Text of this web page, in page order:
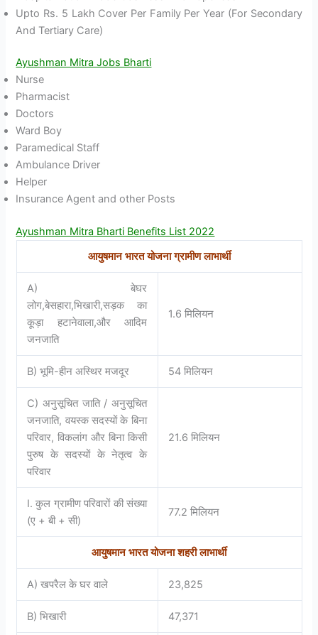
Upto Rs. 5 Lakh Cover Per Family Per Year (For Secondary
And Tertiary Care)
Ayushman Mitra Jobs Bharti
Nurse
Pharmacist
Doctors
Ward Boy
Paramedical Staff
Ambulance Driver
Helper
Insurance Agent and other Posts
Ayushman Mitra Bharti Benefits List 2022
आयुषमान भारत योजना ग्रामीण लाभार्थी
A) बेघर
लोग,बेसहारा,भिखारी,सड़क का
कूड़ा हटानेवाला,और आदिम
जनजाति
1.6 मिलियन
B) भूमि-हीन अस्थिर मजदूर 54 मिलियन
C) अनुसूचित जाति / अनुसूचित
जनजाति, वयस्क सदस्यों के बिना
परिवार, विकलांग और बिना किसी
पुरुष के सदस्यों के नेतृत्व के
परिवार
21.6 मिलियन
I. कुल ग्रामीण परिवारों की संख्या
(ए + बी + सी)
77.2 मिलियन
आयुषमान भारत योजना शहरी लाभार्थी
A) खपरैल के घर वाले 23,825
B) भिखारी 47,371